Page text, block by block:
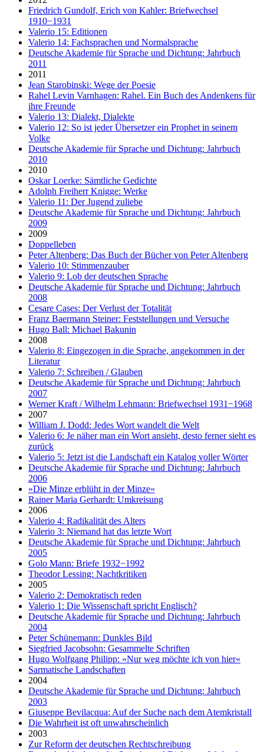
Friedrich Gundolf, Erich von Kahler: Briefwechsel
1910−1931
Valerio 15: Editionen
Valerio 14: Fachsprachen und Normalsprache
Deutsche Akademie für Sprache und Dichtung: Jahrbuch
2011
2011
Jean Starobinski: Wege der Poesie
Rahel Levin Varnhagen: Rahel. Ein Buch des Andenkens für
ihre Freunde
Valerio 13: Dialekt, Dialekte
Valerio 12: So ist jeder Übersetzer ein Prophet in seinem
Volke
Deutsche Akademie für Sprache und Dichtung: Jahrbuch
2010
2010
Oskar Loerke: Sämtliche Gedichte
Adolph Freiherr Knigge: Werke
Valerio 11: Der Jugend zuliebe
Deutsche Akademie für Sprache und Dichtung: Jahrbuch
2009
2009
Doppelleben
Peter Altenberg: Das Buch der Bücher von Peter Altenberg
Valerio 10: Stimmenzauber
Valerio 9: Lob der deutschen Sprache
Deutsche Akademie für Sprache und Dichtung: Jahrbuch
2008
Cesare Cases: Der Verlust der Totalität
Franz Baermann Steiner: Feststellungen und Versuche
Hugo Ball: Michael Bakunin
2008
Valerio 8: Eingezogen in die Sprache, angekommen in der
Literatur
Valerio 7: Schreiben / Glauben
Deutsche Akademie für Sprache und Dichtung: Jahrbuch
2007
Werner Kraft / Wilhelm Lehmann: Briefwechsel 1931−1968
2007
William J. Dodd: Jedes Wort wandelt die Welt
Valerio 6: Je näher man ein Wort ansieht, desto ferner sieht es
zurück
Valerio 5: Jetzt ist die Landschaft ein Katalog voller Wörter
Deutsche Akademie für Sprache und Dichtung: Jahrbuch
2006
»Die Minze erblüht in der Minze«
Rainer Maria Gerhardt: Umkreisung
2006
Valerio 4: Radikalität des Alters
Valerio 3: Niemand hat das letzte Wort
Deutsche Akademie für Sprache und Dichtung: Jahrbuch
2005
Golo Mann: Briefe 1932−1992
Theodor Lessing: Nachtkritiken
2005
Valerio 2: Demokratisch reden
Valerio 1: Die Wissenschaft spricht Englisch?
Deutsche Akademie für Sprache und Dichtung: Jahrbuch
2004
Peter Schünemann: Dunkles Bild
Siegfried Jacobsohn: Gesammelte Schriften
Hugo Wolfgang Philipp: »Nur weg möchte ich von hier«
Sarmatische Landschaften
2004
Deutsche Akademie für Sprache und Dichtung: Jahrbuch
2003
Giuseppe Bevilacqua: Auf der Suche nach dem Atemkristall
Die Wahrheit ist oft unwahrscheinlich
2003
Zur Reform der deutschen Rechtschreibung